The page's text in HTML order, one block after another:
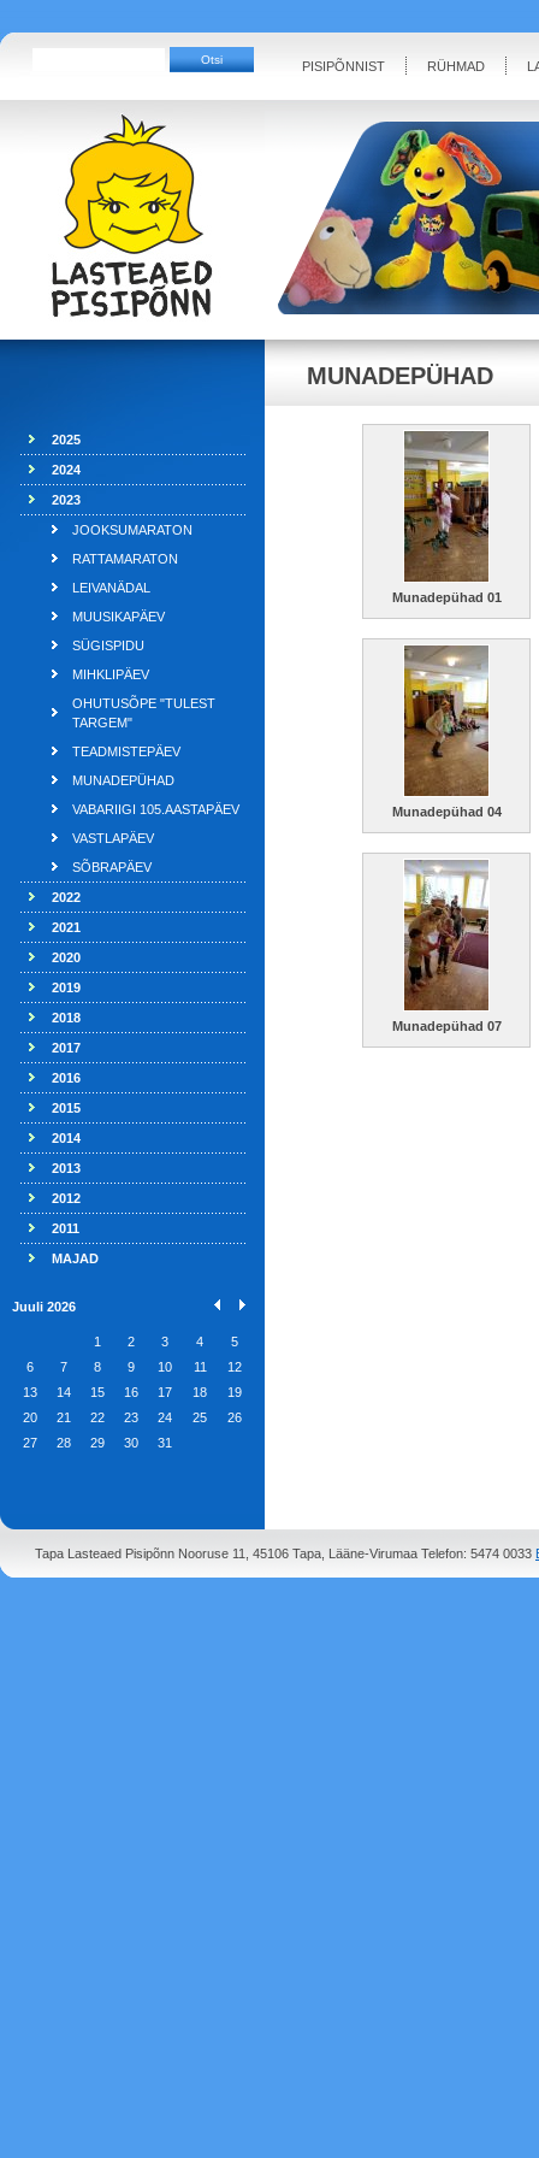
PISIPÕNNIST RÜHMAD
2025
2024
2023
JOOKSUMARATON
RATTAMARATON
LEIVANÄDAL
MUUSIKAPÄEV
SÜGISPIDU
MIHKLIPÄEV
OHUTUSÕPE "TULEST
TARGEM"
TEADMISTEPÄEV
MUNADEPÜHAD
VABARIIGI 105.AASTAPÄEV
VASTLAPÄEV
SÕBRAPÄEV
2022
2021
2020
2019
2018
2017
2016
2015
2014
2013
2012
2011
MAJAD
Juuli 2026
1 2 3 4
5
6
7 8 9 10 11
12
13
14 15 16 17 18
19
20
21 22 23 24 25
26
27
28 29 30 31
MUNADEPÜHAD
Munadepühad 01
Munadepühad 04
Munadepühad 07
Tapa Lasteaed Pisipõnn Nooruse 11, 45106 Tapa, Lääne-Virumaa Telefon: 5474 0033